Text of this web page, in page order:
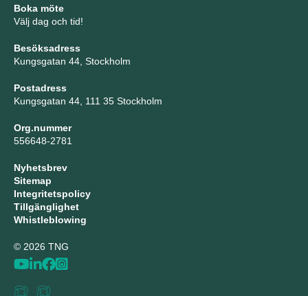
Boka möte
Välj dag och tid!
Besöksadress
Kungsgatan 44, Stockholm
Postadress
Kungsgatan 44, 111 35 Stockholm
Org.nummer
556648-2781
Nyhetsbrev
Sitemap
Integritetspolicy
Tillgänglighet
Whistleblowing
© 2026 TNG